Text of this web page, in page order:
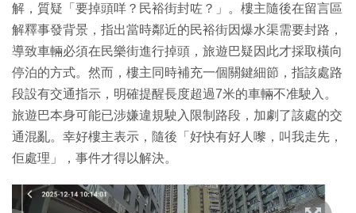
解，質疑「要掉頭咩？民裕街封咗？」。樓主隨後在留言區
解釋事發背景，指出當時鄰近的民裕街因爆水渠需要封路，
導致車輛必須在民樂街進行掉頭，旅遊巴疑因此才採取橫向
停泊的方式。然而，樓主同時補充一個關鍵細節，指該處路
段設有交通指示，明確提醒長度超過7米的車輛不准駛入。
旅遊巴本身可能已涉嫌違規駛入限制路段，加劇了該處的交
通混亂。幸好樓主表示，隨後「好快有好人嚟，叫我走先，
佢處理」，事件才得以解決。